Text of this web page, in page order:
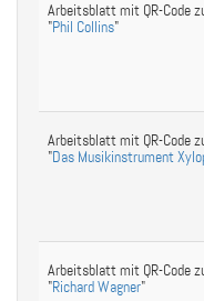
Arbeitsblatt mit QR-Code
"Phil Collins"
Arbeitsblatt mit QR-Code
"Das Musikinstrument
Arbeitsblatt mit QR-Code
"Richard Wagner"